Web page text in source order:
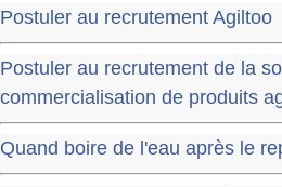
Postuler au recrutement Agiltoo
Postuler au recrutement de la
commercialisation de produits
Quand boire de l'eau après le